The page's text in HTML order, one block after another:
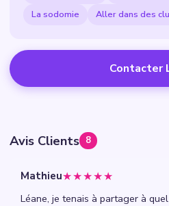
La sodomie
Aller dans des
Contacter
Avis Clients 8
Mathieu★★★★★
Léane, je tenais à partager à